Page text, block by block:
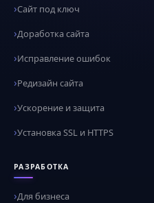
Сайт под ключ
Доработка сайта
Исправление ошибок
Редизайн сайта
Ускорение и защита
Установка SSL и HTTPS
РАЗРАБОТКА
Для бизнеса